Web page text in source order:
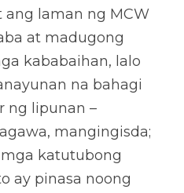
ang laman ng MCW
at madugong
kababaihan, lalo
na bahagi
ng lipunan –
mangingisda;
katutubong
ay pinasa noong